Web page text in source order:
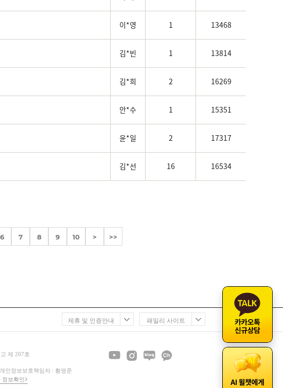
이*영 1 13468
김*빈 1 13814
김*희 2 16269
안*수 1 15351
윤*일 2 17317
김*선 16 16534
6 7 8 9 10 > >>
제 207호
인정보보호책임자 : 황영준
정보확인
패밀리 사이트
제휴 및 인증안내